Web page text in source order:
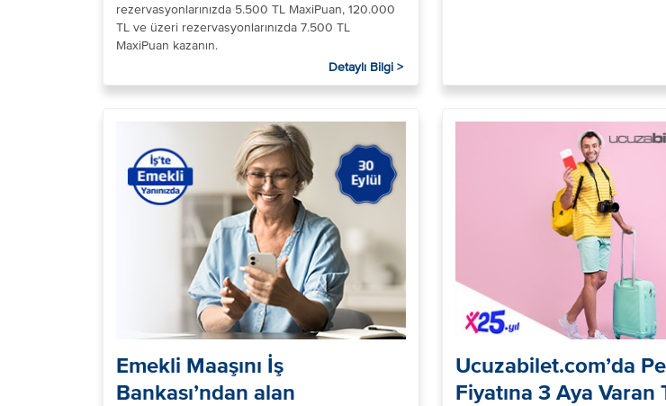
rezervasyonlarınızda 5.500 TL MaxiPuan, 120.000
TL ve üzeri rezervasyonlarınızda 7.500 TL
MaxiPuan kazanın.
Detaylı Bilgi >
Emekli Maaşını İş
Bankası’ndan alan
Ucuzabilet.com’da
Fiyatına 3 Aya Varan